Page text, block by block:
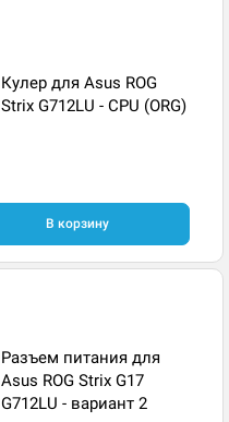
Кулер для Asus ROG
Strix G712LU - CPU (ORG)
В корзину
Разъем питания для
Asus ROG Strix G17
G712LU - вариант 2